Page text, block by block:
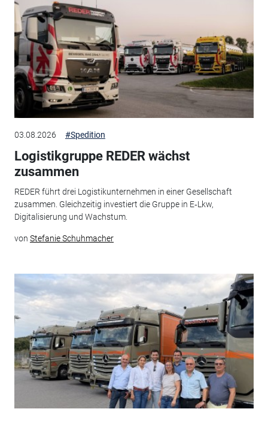
03.08.2026 #Spedition
Logistikgruppe REDER wächst
zusammen
REDER führt drei Logistikunternehmen in einer Gesellschaft
zusammen. Gleichzeitig investiert die Gruppe in E‑Lkw,
Digitalisierung und Wachstum.
von Stefanie Schuhmacher